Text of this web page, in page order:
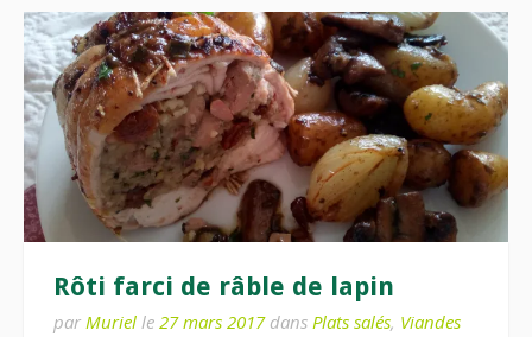
Rôti farci de râble de lapin
par Muriel le 27 mars 2017dans Plats salés, Viandes